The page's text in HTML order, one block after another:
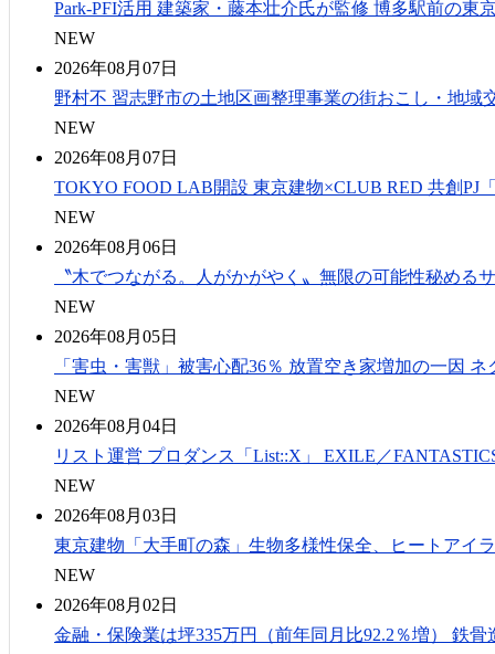
Park-PFI活用 建築家・藤本壮介氏が監修 博多駅前の東
NEW
2026年08月07日
野村不 習志野市の土地区画整理事業の街おこし・地域
NEW
2026年08月07日
TOKYO FOOD LAB開設 東京建物×CLUB RED 共創PJ
NEW
2026年08月06日
〝木でつながる。人がかがやく〟無限の可能性秘める
NEW
2026年08月05日
「害虫・害獣」被害心配36％ 放置空き家増加の一因
NEW
2026年08月04日
リスト運営 プロダンス「List::X」 EXILE／
NEW
2026年08月03日
東京建物「大手町の森」生物多様性保全、ヒートアイ
NEW
2026年08月02日
金融・保険業は坪335万円（前年同月比92.2％増） 鉄骨